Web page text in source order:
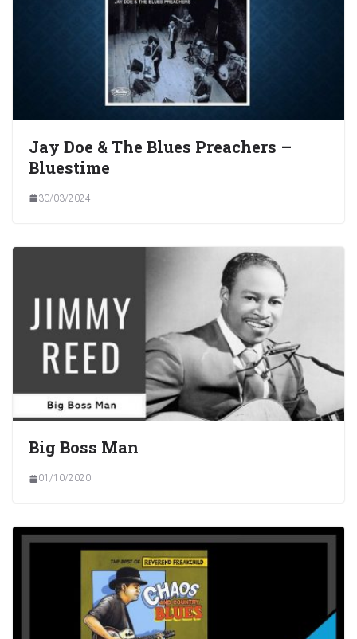
Jay Doe & The Blues Preachers –
Bluestime
30/03/2024
Big Boss Man
01/10/2020